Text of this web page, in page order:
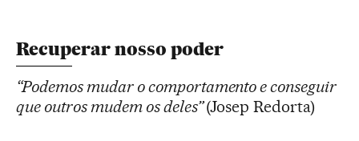
Recuperar nosso poder
“Podemos mudar o comportamento e conseguir
que outros mudem os deles”(Josep Redorta)